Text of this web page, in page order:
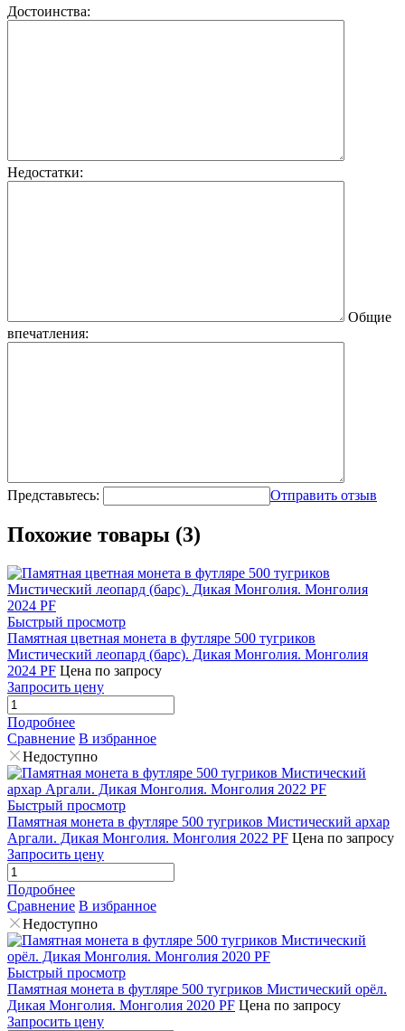
Достоинства:
Недостатки:
Общие
впечатления:
Представьтесь: Отправить отзыв
Похожие товары (3)
Быстрый просмотр
Памятная цветная монета в футляре 500 тугриков
Мистический леопард (барс). Дикая Монголия. Монголия
2024 PF Цена по запросу
Запросить цену
Подробнее
Сравнение В избранное
Недоступно
Быстрый просмотр
Памятная монета в футляре 500 тугриков Мистический архар
Аргали. Дикая Монголия. Монголия 2022 PF Цена по запросу
Запросить цену
Подробнее
Сравнение В избранное
Недоступно
Быстрый просмотр
Памятная монета в футляре 500 тугриков Мистический орёл.
Дикая Монголия. Монголия 2020 PF Цена по запросу
Запросить цену